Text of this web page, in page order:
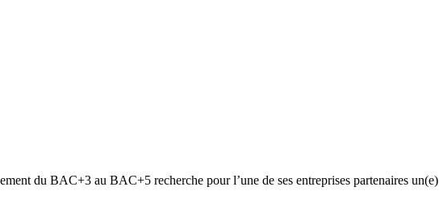
du BAC+3 au BAC+5 recherche pour l’une de ses entreprises partenaires un(e)